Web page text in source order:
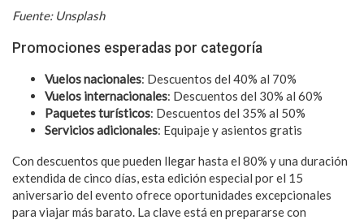
Fuente: Unsplash
Promociones esperadas por categoría
Vuelos nacionales: Descuentos del 40% al 70%
Vuelos internacionales: Descuentos del 30% al 60%
Paquetes turísticos: Descuentos del 35% al 50%
Servicios adicionales: Equipaje y asientos gratis
Con descuentos que pueden llegar hasta el 80% y una duración
extendida de cinco días, esta edición especial por el 15
aniversario del evento ofrece oportunidades excepcionales
para viajar más barato. La clave está en prepararse con